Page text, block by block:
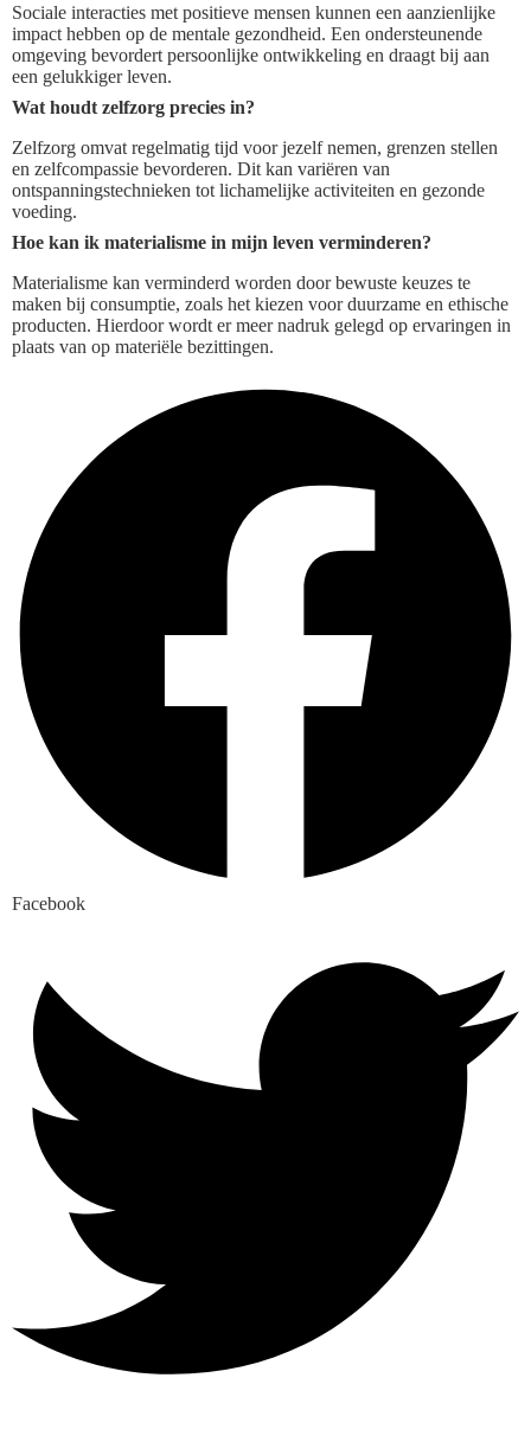
Sociale interacties met positieve mensen kunnen een aanzienlijke
impact hebben op de mentale gezondheid. Een ondersteunende
omgeving bevordert persoonlijke ontwikkeling en draagt bij aan
een gelukkiger leven.
Wat houdt zelfzorg precies in?
Zelfzorg omvat regelmatig tijd voor jezelf nemen, grenzen stellen
en zelfcompassie bevorderen. Dit kan variëren van
ontspanningstechnieken tot lichamelijke activiteiten en gezonde
voeding.
Hoe kan ik materialisme in mijn leven verminderen?
Materialisme kan verminderd worden door bewuste keuzes te
maken bij consumptie, zoals het kiezen voor duurzame en ethische
producten. Hierdoor wordt er meer nadruk gelegd op ervaringen in
plaats van op materiële bezittingen.
Facebook